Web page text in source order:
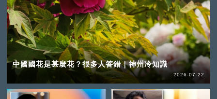
中國國花是甚麼花？很多人答錯｜神州冷知識
2026-07-22